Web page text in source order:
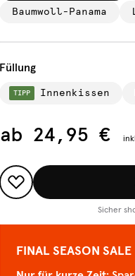
Baumwoll-Panama
Füllung
TIPP Innenkissen
ab 24,95 €
Sicher
FINAL SEASON SALE